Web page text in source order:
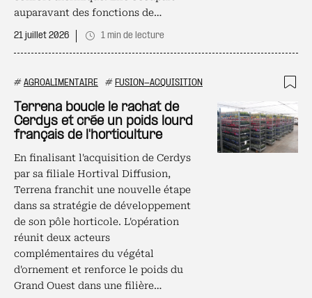
auparavant des fonctions de…
21 juillet 2026 1 min de lecture
# AGROALIMENTAIRE # FUSION-ACQUISITION
Terrena boucle le rachat de
Cerdys et crée un poids lourd
français de l'horticulture
En finalisant l'acquisition de Cerdys
par sa filiale Hortival Diffusion,
Terrena franchit une nouvelle étape
dans sa stratégie de développement
de son pôle horticole. L'opération
réunit deux acteurs
complémentaires du végétal
d'ornement et renforce le poids du
Grand Ouest dans une filière…